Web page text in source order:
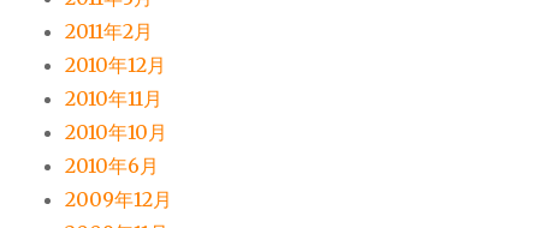
2011年2月
2010年12月
2010年11月
2010年10月
2010年6月
2009年12月